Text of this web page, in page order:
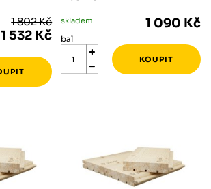
1 802 Kč
1 532 Kč
skladem 1 090 Kč
bal